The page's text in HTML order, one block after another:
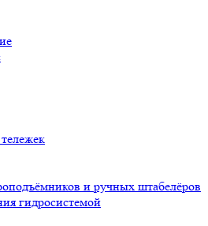
и ручных штабелёров
гидросистемой